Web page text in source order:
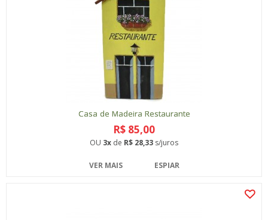
Casa de Madeira Restaurante
R$ 85,00
OU 3x de R$ 28,33 s/juros
VER MAIS ESPIAR